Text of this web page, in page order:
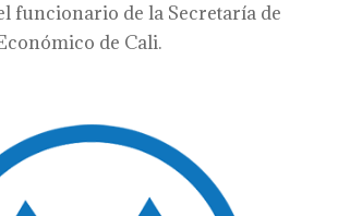
funcionario de la Secretaría de
de Cali.